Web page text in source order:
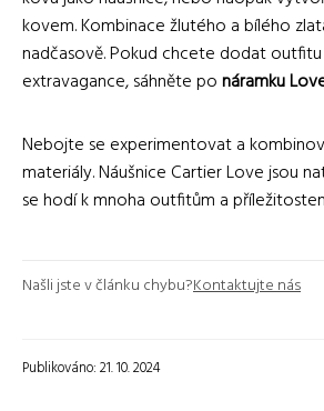
kovem. Kombinace žlutého a bílého
nadčasově. Pokud chcete dodat
extravagance, sáhněte ponáramku
Nebojte se experimentovat a
materiály. Náušnice Cartier Love jsou
se hodí k mnoha outfitům a
Našli jste v článku chybu?Kontaktujte nás
Publikováno: 21. 10. 2024